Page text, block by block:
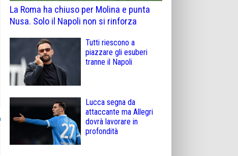
La Roma ha chiuso per Molina e punta
Nusa. Solo il Napoli non si rinforza
Tutti riescono a
piazzare gli esuberi
tranne il Napoli
Lucca segna da
attaccante ma Allegri
dovrà lavorare in
profondità